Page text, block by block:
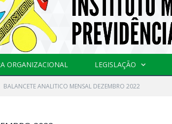
ORGANIZACIONAL LEGISLAÇÃO
BALANCETE ANALITICO MENSAL DEZEMBRO 2022